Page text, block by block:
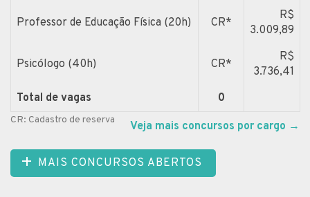
Professor de Educação Física (20h) CR*
R$
3.009,89
Psicólogo (40h) CR*
R$
3.736,41
Total de vagas
0
CR: Cadastro de reserva Veja mais concursos por cargo →
MAIS CONCURSOS ABERTOS